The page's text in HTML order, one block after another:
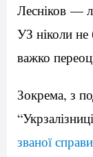
Лесніков —
УЗ ніколи не
важко
Зокрема, з
званої